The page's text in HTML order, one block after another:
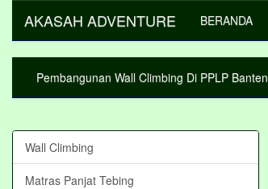
AKASAH ADVENTURE BERANDA
Pembangunan Wall Climbing Di PPLP Banten
Wall Climbing
Matras Panjat Tebing